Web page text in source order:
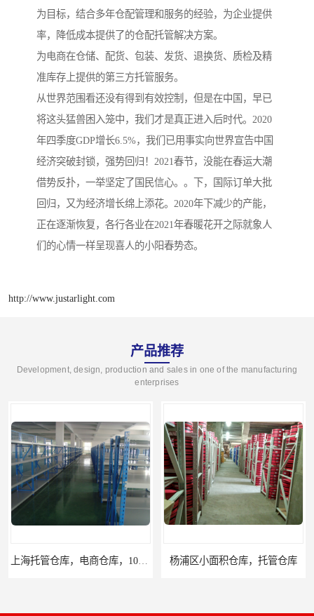
为目标，结合多年仓配管理和服务的经验，为企业提供
率，降低成本提供了的仓配托管解决方案。
为电商在仓储、配货、包装、发货、退换货、质检及精
准库存上提供的第三方托管服务。
从世界范围看还没有得到有效控制，但是在中国，早已
将这头猛兽困入笼中，我们才是真正进入后时代。2020
年四季度GDP增长6.5%，我们已用事实向世界宣告中国
经济突破封锁，强势回归！2021春节，没能在春运大潮
借势反扑，一举坚定了国民信心。。下，国际订单大批
回归，又为经济增长绵上添花。2020年下减少的产能，
正在逐渐恢复，各行各业在2021年春暖花开之际就象人
们的心情一样呈现喜人的小阳春势态。
http://www.justarlight.com
产品推荐
Development, design, production and sales in one of the manufacturing
enterprises
杨浦区小面积仓库，托管仓库